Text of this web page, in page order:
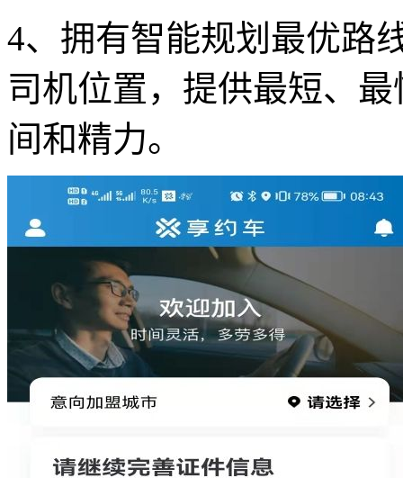
4、拥有智能规划最优路
司机位置，提供最短、
间和精力。